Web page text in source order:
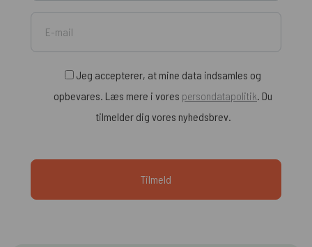
Jeg accepterer, at mine data indsamles og
opbevares. Læs mere i vores persondatapolitik. Du
tilmelder dig vores nyhedsbrev.